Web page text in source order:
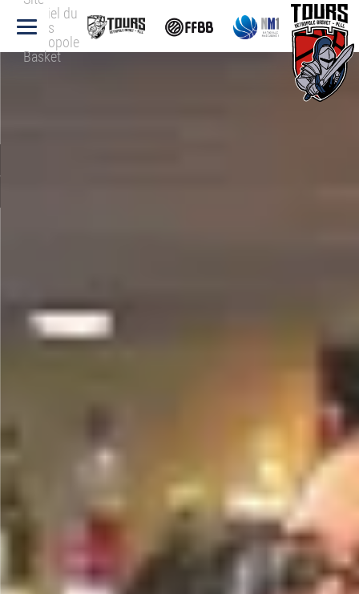
officiel du
Tours
Métropole
Basket